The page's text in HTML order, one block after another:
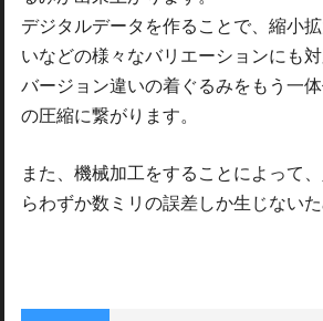
デジタルデータを作ることで、縮小
いなどの様々なバリエーションにも対
バージョン違いの着ぐるみをもう一
の圧縮に繋がります。
また、機械加工をすることによって
らわずか数ミリの誤差しか生じない